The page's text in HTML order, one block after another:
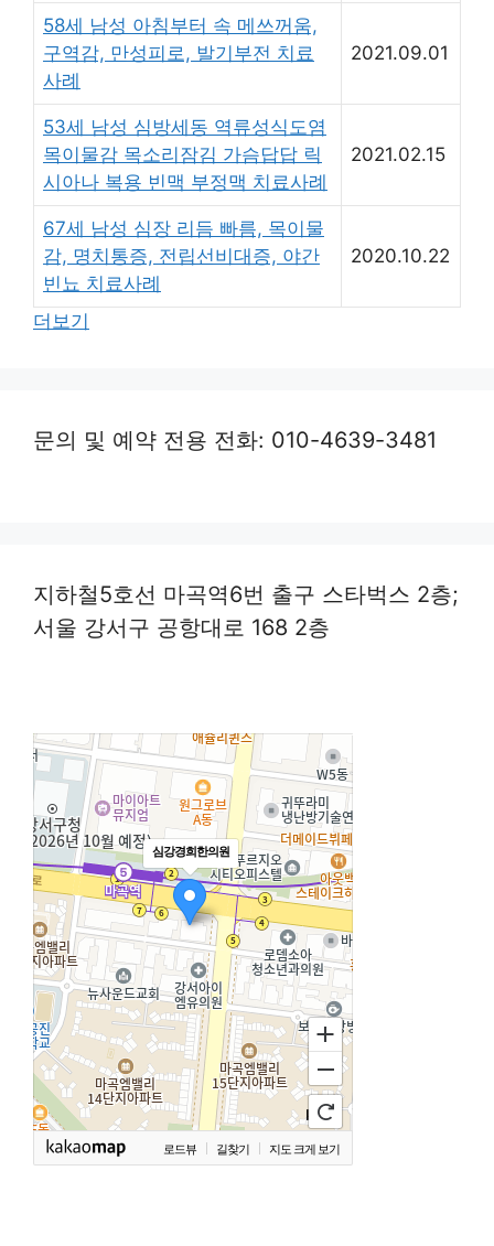
58세 남성 아침부터 속 메쓰꺼움,
구역감, 만성피로, 발기부전 치료
사례
2021.09.01
53세 남성 심방세동 역류성식도염
목이물감 목소리잠김 가슴답답 릭
시아나 복용 빈맥 부정맥 치료사례
2021.02.15
67세 남성 심장 리듬 빠름, 목이물
감, 명치통증, 전립선비대증, 야간
빈뇨 치료사례
2020.10.22
더보기
문의 및 예약 전용 전화: 010-4639-3481
지하철5호선 마곡역6번 출구 스타벅스 2층;
서울 강서구 공항대로 168 2층
심강경희한의원
로드뷰 길찾기 지도 크게 보기